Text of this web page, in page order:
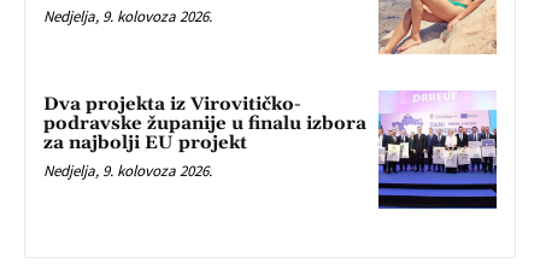
Nedjelja, 9. kolovoza 2026.
Dva projekta iz Virovitičko-
podravske županije u finalu izbora
za najbolji EU projekt
Nedjelja, 9. kolovoza 2026.